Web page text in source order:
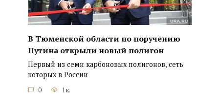
В Тюменской области по поручению
Путина открыли новый полигон
Первый из семи карбоновых полигонов, сеть
которых в России
0 1к.